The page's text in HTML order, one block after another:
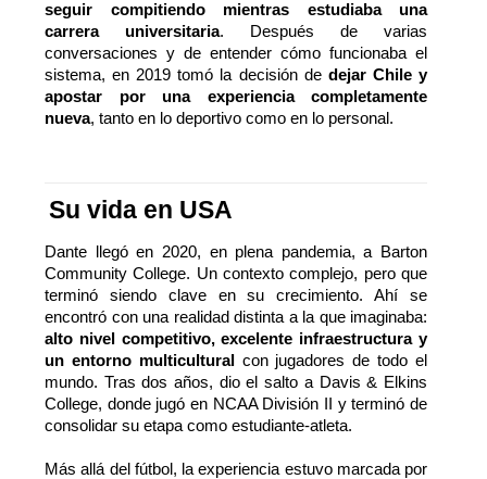
seguir compitiendo mientras estudiaba una
carrera universitaria. Después de varias
conversaciones y de entender cómo funcionaba el
sistema, en 2019 tomó la decisión de dejar Chile y
apostar por una experiencia completamente
nueva, tanto en lo deportivo como en lo personal.
Su vida en USA
Dante llegó en 2020, en plena pandemia, a Barton
Community College. Un contexto complejo, pero que
terminó siendo clave en su crecimiento. Ahí se
encontró con una realidad distinta a la que imaginaba:
alto nivel competitivo, excelente infraestructura y
un entorno multicultural
con jugadores de todo el
mundo. Tras dos años, dio el salto a Davis & Elkins
College, donde jugó en NCAA División II y terminó de
consolidar su etapa como estudiante-atleta.
Más allá del fútbol, la experiencia estuvo marcada por